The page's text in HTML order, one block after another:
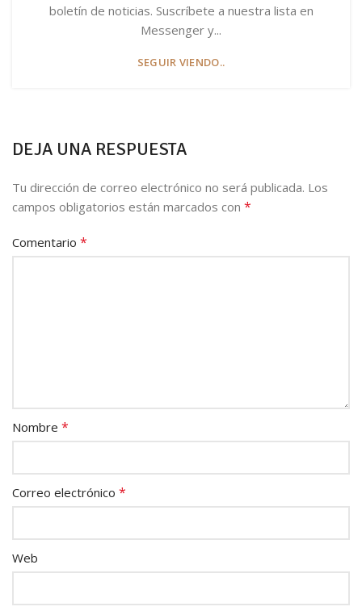
boletín de noticias. Suscríbete a nuestra lista en
Messenger y...
SEGUIR VIENDO..
DEJA UNA RESPUESTA
Tu dirección de correo electrónico no será publicada. Los
campos obligatorios están marcados con *
Comentario *
Nombre *
Correo electrónico *
Web